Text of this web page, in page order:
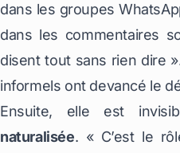
dans les groupes
dans les commentaires
disent tout sans rien dire
informels ont devancé le
Ensuite, elle est
naturalisée. « C’est le